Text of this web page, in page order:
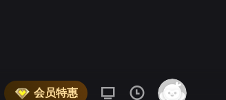
会员特惠